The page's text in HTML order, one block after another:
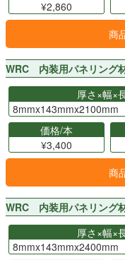
¥2,860
商
WRC 内装用パネリング
厚さ×幅×
8mmx143mmx2100mm
価格/本
¥3,400
商
WRC 内装用パネリング
厚さ×幅×
8mmx143mmx2400mm